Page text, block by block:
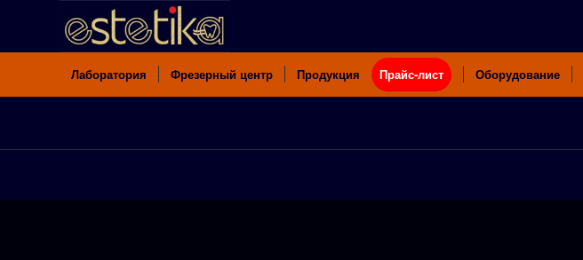
Лаборатория Фрезерный центр Продукция Прайс-лист Оборудование